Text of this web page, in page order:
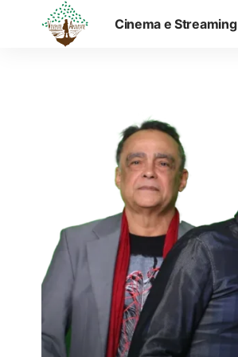
Cinema e Streaming